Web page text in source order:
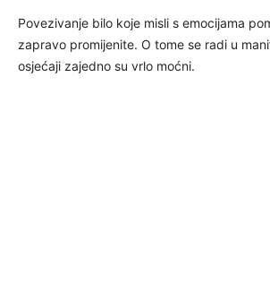
Povezivanje bilo koje misli s emocijama
zapravo promijenite. O tome se radi u
osjećaji zajedno su vrlo moćni.